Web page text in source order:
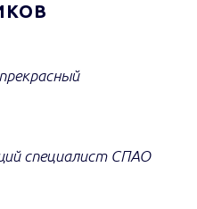
специалист СПАО